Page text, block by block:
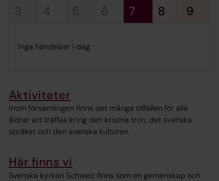
4 6 7 8 9
Inga händelser i dag.
Aktiviteter
Inom församlingen finns det många tillfällen för alla
åldrar att träffas kring den kristna tron, det svenska
språket och den svenska kulturen.
Här finns vi
Svenska kyrkan Schweiz finns som en gemenskap och